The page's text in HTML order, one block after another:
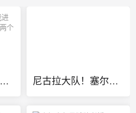
韦德吐槽新增奖项：我进过5次总决赛 肯定能拿一两个东决MVP 尼古拉大队！塞尔维亚最新18人名单有约基奇/约维奇等7个叫尼古拉